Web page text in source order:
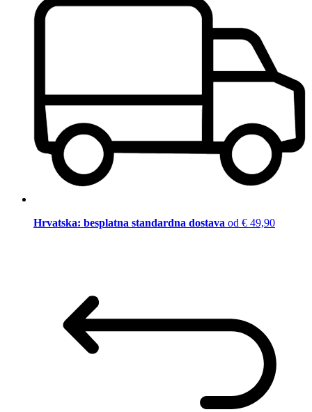
Hrvatska: besplatna standardna dostava od € 49,90